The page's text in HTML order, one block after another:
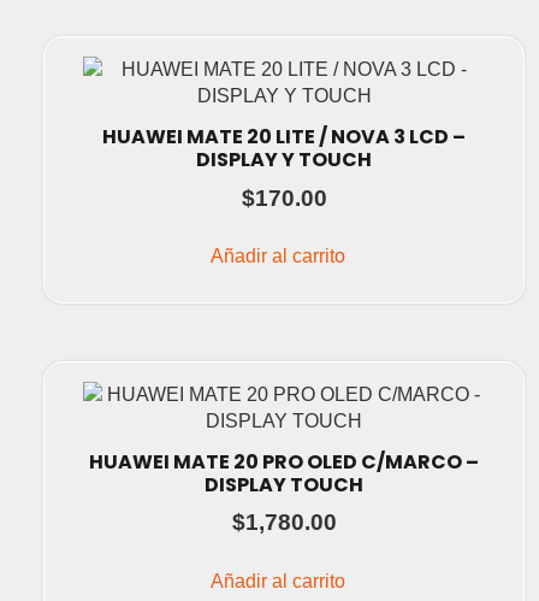
HUAWEI MATE 20 LITE / NOVA 3 LCD –
DISPLAY Y TOUCH
$170.00
Añadir al carrito
HUAWEI MATE 20 PRO OLED C/MARCO –
DISPLAY TOUCH
$1,780.00
Añadir al carrito